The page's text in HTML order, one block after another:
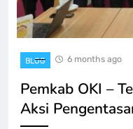
BLOG 6 months ago
Pemkab OKI –
Aksi